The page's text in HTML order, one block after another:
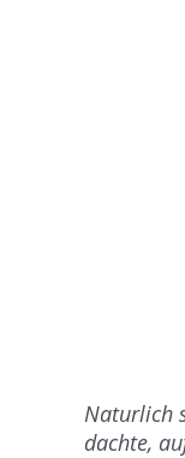
Naturlich
dachte,